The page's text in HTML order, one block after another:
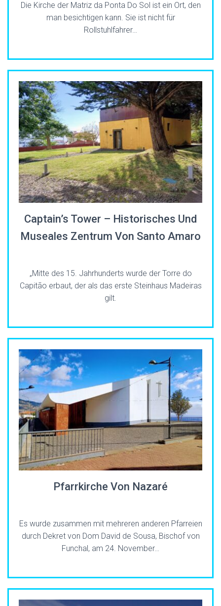
Die Kirche der Matriz da Ponta Do Sol ist ein Ort, den
man besichtigen kann. Sie ist nicht für
Rollstuhlfahrer…
Captain’s Tower – Historisches Und
Museales Zentrum Von Santo Amaro
„Mitte des 15. Jahrhunderts wurde der Torre do
Capitão erbaut, der als das erste Steinhaus Madeiras
gilt.
Pfarrkirche Von Nazaré
Es wurde zusammen mit mehreren anderen Pfarreien
durch Dekret von Dom David de Sousa, Bischof von
Funchal, am 24. November…